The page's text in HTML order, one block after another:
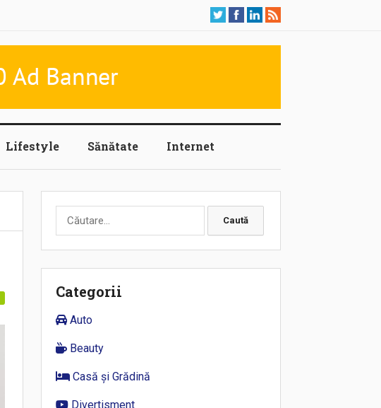
Lifestyle Sănătate Internet
Caută
după:
Categorii
Auto
Beauty
Casă și Grădină
Divertisment